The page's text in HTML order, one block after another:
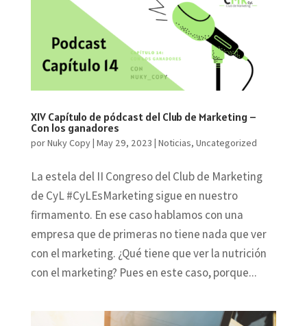
XIV Capítulo de pódcast del Club de Marketing –
Con los ganadores
porNuky Copy| May 29, 2023 | Noticias, Uncategorized
La estela del II Congreso del Club de Marketing
de CyL #CyLEsMarketing sigue en nuestro
firmamento. En ese caso hablamos con una
empresa que de primeras no tiene nada que ver
con el marketing. ¿Qué tiene que ver la nutrición
con el marketing? Pues en este caso, porque...